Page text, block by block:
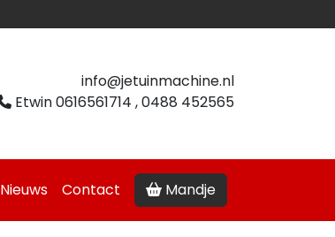
info@jetuinmachine.nl
Etwin 0616561714 , 0488 452565
Nieuws Contact Mandje